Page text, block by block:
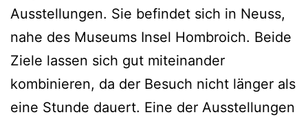
Ausstellungen. Sie befindet sich in Neuss,
nahe des Museums Insel Hombroich. Beide
Ziele lassen sich gut miteinander
kombinieren, da der Besuch nicht länger als
eine Stunde dauert. Eine der Ausstellungen